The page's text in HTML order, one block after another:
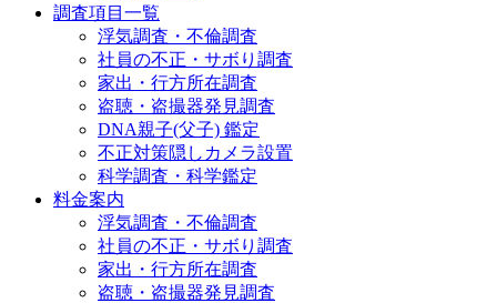
調査項目一覧
浮気調査・不倫調査
社員の不正・サボり調査
家出・行方所在調査
盗聴・盗撮器発見調査
DNA親子(父子) 鑑定
不正対策隠しカメラ設置
科学調査・科学鑑定
料金案内
浮気調査・不倫調査
社員の不正・サボり調査
家出・行方所在調査
盗聴・盗撮器発見調査